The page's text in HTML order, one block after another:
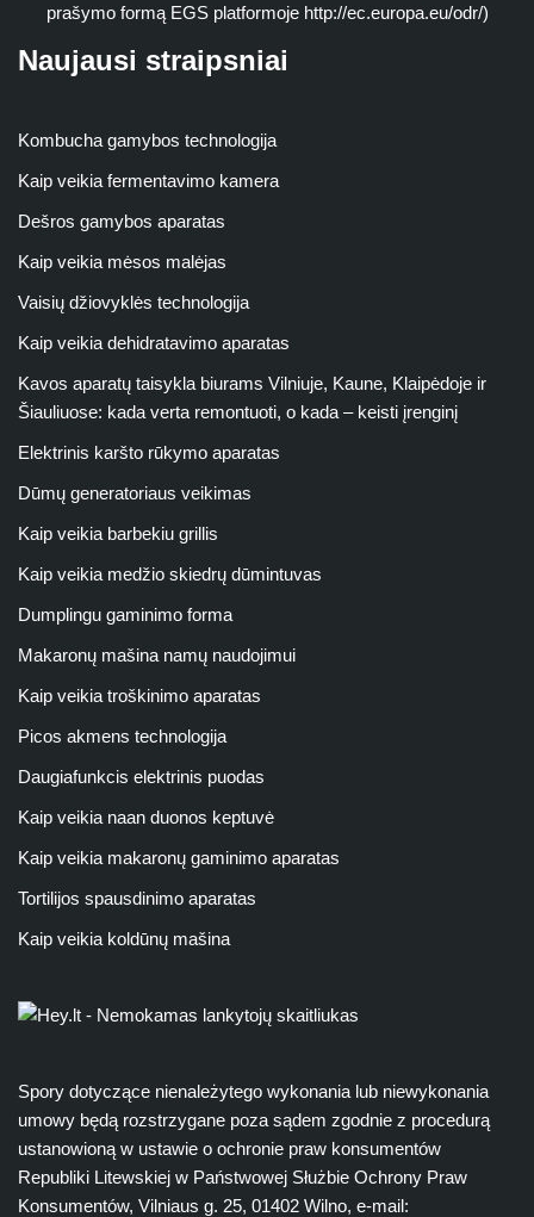
prašymo formą EGS platformoje http://ec.europa.eu/odr/)
Naujausi straipsniai
Kombucha gamybos technologija
Kaip veikia fermentavimo kamera
Dešros gamybos aparatas
Kaip veikia mėsos malėjas
Vaisių džiovyklės technologija
Kaip veikia dehidratavimo aparatas
Kavos aparatų taisykla biurams Vilniuje, Kaune, Klaipėdoje ir
Šiauliuose: kada verta remontuoti, o kada – keisti įrenginį
Elektrinis karšto rūkymo aparatas
Dūmų generatoriaus veikimas
Kaip veikia barbekiu grillis
Kaip veikia medžio skiedrų dūmintuvas
Dumplingu gaminimo forma
Makaronų mašina namų naudojimui
Kaip veikia troškinimo aparatas
Picos akmens technologija
Daugiafunkcis elektrinis puodas
Kaip veikia naan duonos keptuvė
Kaip veikia makaronų gaminimo aparatas
Tortilijos spausdinimo aparatas
Kaip veikia koldūnų mašina
Spory dotyczące nienależytego wykonania lub niewykonania
umowy będą rozstrzygane poza sądem zgodnie z procedurą
ustanowioną w ustawie o ochronie praw konsumentów
Republiki Litewskiej w Państwowej Służbie Ochrony Praw
Konsumentów, Vilniaus g. 25, 01402 Wilno, e-mail: